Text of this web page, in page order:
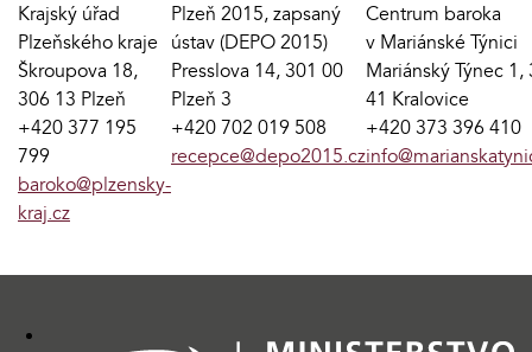
Krajský úřad
Plzeňského kraje
Škroupova 18,
306 13 Plzeň
+420 377 195
799
baroko@plzensky-
kraj.cz
Plzeň 2015, zapsaný
ústav (DEPO 2015)
Presslova 14, 301 00
Plzeň 3
+420 702 019 508
recepce@depo2015.cz
Centrum baroka
v Mariánské Týnici
Mariánský Týnec 1,
41 Kralovice
+420 373 396 410